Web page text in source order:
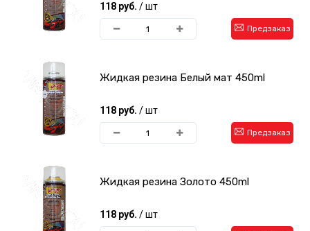
118 руб. / шт
Предзаказ
Жидкая резина Белый мат 450ml
118 руб. / шт
Предзаказ
Жидкая резина Золото 450ml
118 руб. / шт